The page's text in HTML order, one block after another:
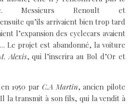
Messieurs Renoult et
qu’ils arrivaient bien trop tard
l’expansion des cyclecars avaient
Le projet est abandonné, la voiture
Alexis, qui l’inscrira au Bol d’Or et
1950 parC.A Martin, ancien pilote
Il la transmit à son fils, qui la vendit à